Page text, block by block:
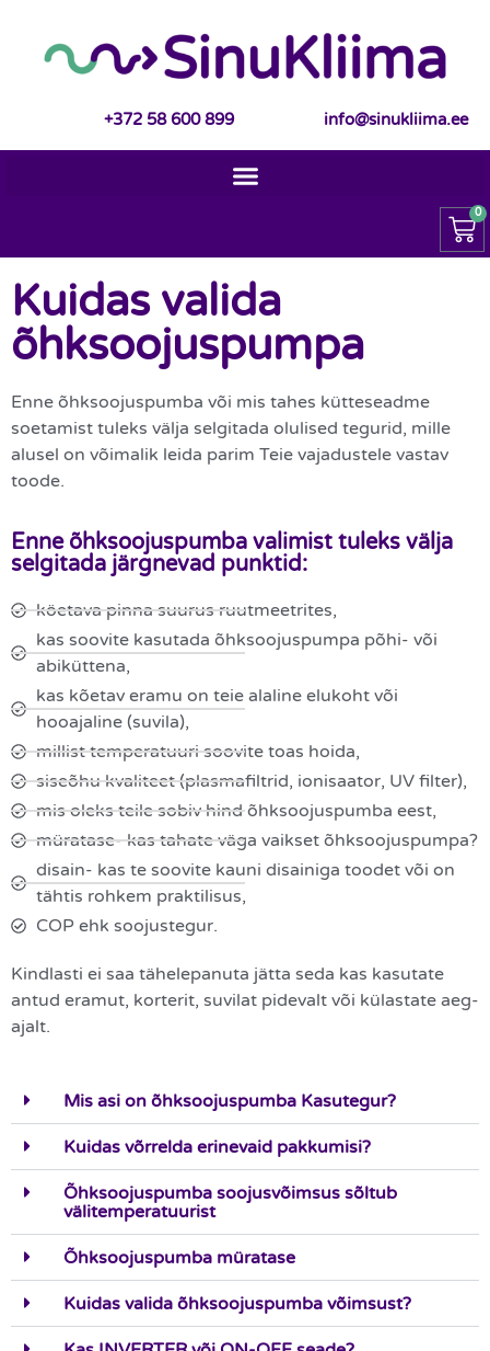
+372 58 600 899 info@sinukliima.ee
0
Kuidas valida
õhksoojuspumpa
Enne õhksoojuspumba või mis tahes kütteseadme
soetamist tuleks välja selgitada olulised tegurid, mille
alusel on võimalik leida parim Teie vajadustele vastav
toode.
Enne õhksoojuspumba valimist tuleks välja
selgitada järgnevad punktid:
köetava pinna suurus ruutmeetrites,
kas soovite kasutada õhksoojuspumpa põhi- või
abiküttena,
kas kõetav eramu on teie alaline elukoht või
hooajaline (suvila),
millist temperatuuri soovite toas hoida,
siseõhu kvaliteet (plasmafiltrid, ionisaator, UV filter),
mis oleks teile sobiv hind õhksoojuspumba eest,
müratase- kas tahate väga vaikset õhksoojuspumpa?
disain- kas te soovite kauni disainiga toodet või on
tähtis rohkem praktilisus,
COP ehk soojustegur.
Kindlasti ei saa tähelepanuta jätta seda kas kasutate
antud eramut, korterit, suvilat pidevalt või külastate aeg-
ajalt.
Mis asi on õhksoojuspumba Kasutegur?
Kuidas võrrelda erinevaid pakkumisi?
Õhksoojuspumba soojusvõimsus sõltub
välitemperatuurist
Õhksoojuspumba müratase
Kuidas valida õhksoojuspumba võimsust?